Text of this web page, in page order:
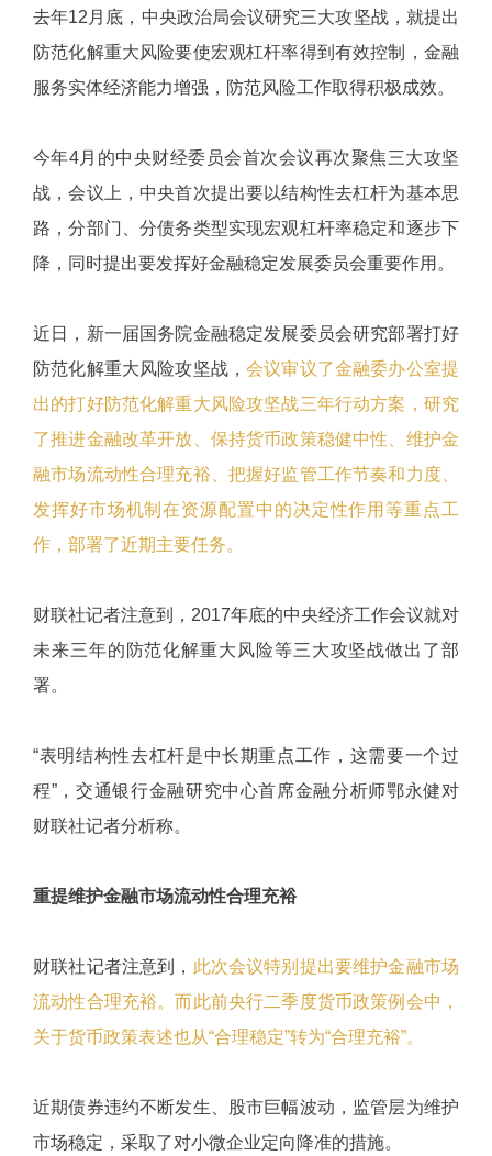
去年12月底，中央政治局会议研究三大攻坚战，就提出
防范化解重大风险要使宏观杠杆率得到有效控制，金融
服务实体经济能力增强，防范风险工作取得积极成效。
今年4月的中央财经委员会首次会议再次聚焦三大攻坚
战，会议上，中央首次提出要以结构性去杠杆为基本思
路，分部门、分债务类型实现宏观杠杆率稳定和逐步下
降，同时提出要发挥好金融稳定发展委员会重要作用。
近日，新一届国务院金融稳定发展委员会研究部署打好
防范化解重大风险攻坚战，会议审议了金融委办公室提
出的打好防范化解重大风险攻坚战三年行动方案，研究
了推进金融改革开放、保持货币政策稳健中性、维护金
融市场流动性合理充裕、把握好监管工作节奏和力度、
发挥好市场机制在资源配置中的决定性作用等重点工
作，部署了近期主要任务。
财联社记者注意到，2017年底的中央经济工作会议就对
未来三年的防范化解重大风险等三大攻坚战做出了部
署。
“表明结构性去杠杆是中长期重点工作，这需要一个过
程”，交通银行金融研究中心首席金融分析师鄂永健对
财联社记者分析称。
重提维护金融市场流动性合理充裕
财联社记者注意到， 此次会议特别提出要维护金融市场
流动性合理充裕。而此前央行二季度货币政策例会中，
关于货币政策表述也从“合理稳定”转为“合理充裕”。
近期债券违约不断发生、股市巨幅波动，监管层为维护
市场稳定，采取了对小微企业定向降准的措施。